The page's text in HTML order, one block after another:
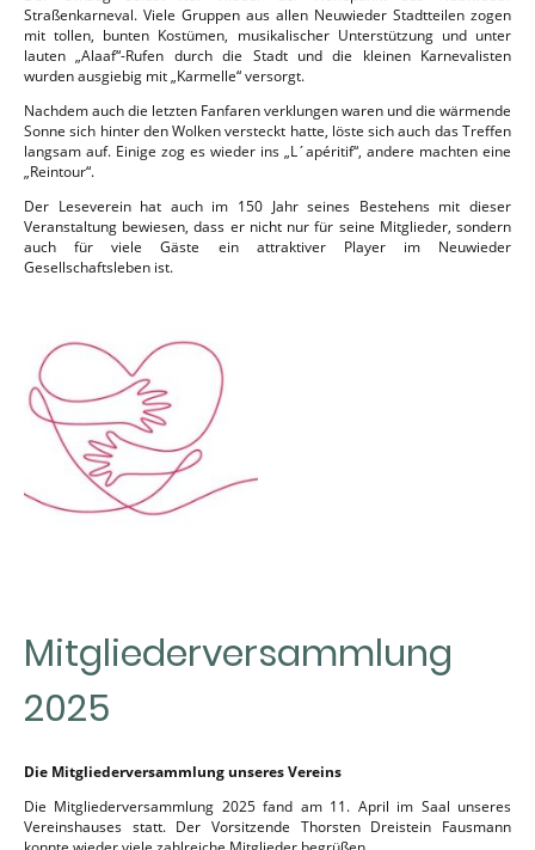
Straßenkarneval. Viele Gruppen aus allen Neuwieder Stadtteilen zogen
mit tollen, bunten Kostümen, musikalischer Unterstützung und unter
lauten „Alaaf“-Rufen durch die Stadt und die kleinen Karnevalisten
wurden ausgiebig mit „Karmelle“ versorgt.
Nachdem auch die letzten Fanfaren verklungen waren und die wärmende
Sonne sich hinter den Wolken versteckt hatte, löste sich auch das Treffen
langsam auf. Einige zog es wieder ins „L´apéritif“, andere machten eine
„Reintour“.
Der Leseverein hat auch im 150 Jahr seines Bestehens mit dieser
Veranstaltung bewiesen, dass er nicht nur für seine Mitglieder, sondern
auch für viele Gäste ein attraktiver Player im Neuwieder
Gesellschaftsleben ist.
Mitgliederversammlung
2025
Die Mitgliederversammlung unseres Vereins
Die Mitgliederversammlung 2025 fand am 11. April im Saal unseres
Vereinshauses statt. Der Vorsitzende Thorsten Dreistein Fausmann